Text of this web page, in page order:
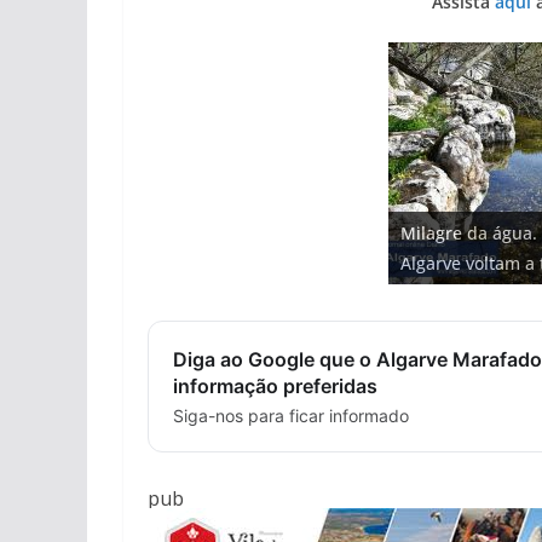
Milagre da
Algarve voltam a
Projeto
milhões de
hotéis (com
Tempestades
arribas em risco
Tapas do mar a
gastronómica
Foto do dia: uma
entre redes e
Diga ao Google que o Algarve
informação preferidas
Siga-nos para ficar informado
pub